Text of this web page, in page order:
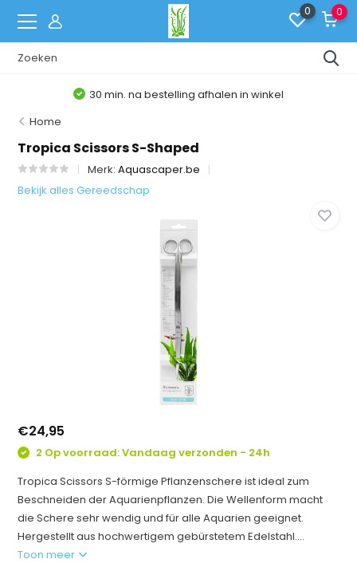
0 0
30 min. na bestelling afhalen in winkel
Home
Tropica Scissors S-Shaped
Merk:Aquascaper.be
Bekijk alles Gereedschap
€24,95
2 Op voorraad: Vandaag verzonden - 24h
Tropica Scissors S-förmige Pflanzenschere ist ideal zum
Beschneiden der Aquarienpflanzen. Die Wellenform macht
die Schere sehr wendig und für alle Aquarien geeignet.
Hergestellt aus hochwertigem gebürstetem Edelstahl....
Toon meer